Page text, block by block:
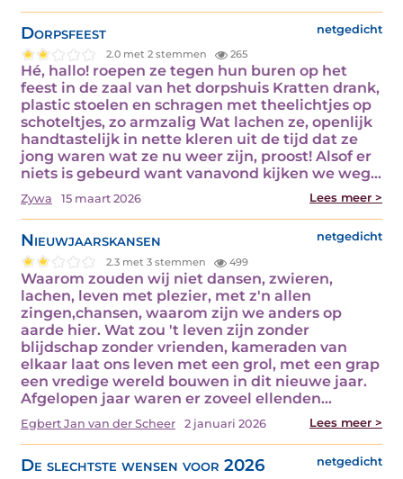
Dorpsfeest netgedicht
2.0 met 2 stemmen 265
Hé, hallo! roepen ze tegen hun buren op het
feest in de zaal van het dorpshuis Kratten drank,
plastic stoelen en schragen met theelichtjes op
schoteltjes, zo armzalig Wat lachen ze, openlijk
handtastelijk in nette kleren uit de tijd dat ze
jong waren wat ze nu weer zijn, proost! Alsof er
niets is gebeurd want vanavond kijken we weg…
Zywa 15 maart 2026 Lees meer >
Nieuwjaarskansen netgedicht
2.3 met 3 stemmen 499
Waarom zouden wij niet dansen, zwieren,
lachen, leven met plezier, met z'n allen
zingen,chansen, waarom zijn we anders op
aarde hier. Wat zou 't leven zijn zonder
blijdschap zonder vrienden, kameraden van
elkaar laat ons leven met een grol, met een grap
een vredige wereld bouwen in dit nieuwe jaar.
Afgelopen jaar waren er zoveel ellenden…
Egbert Jan van der Scheer 2 januari 2026 Lees meer >
De slechtste wensen voor 2026 netgedicht